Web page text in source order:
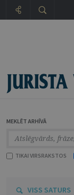
MEKLĒT ARHĪVĀ
TIKAI VIRSRAKSTOS
VISS SATURS